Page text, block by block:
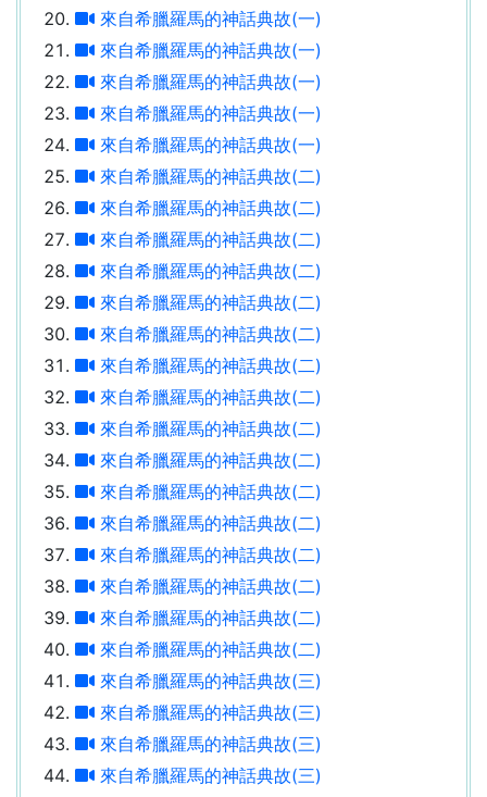
來自希臘羅馬的神話典故(一)
來自希臘羅馬的神話典故(一)
來自希臘羅馬的神話典故(一)
來自希臘羅馬的神話典故(一)
來自希臘羅馬的神話典故(一)
來自希臘羅馬的神話典故(二)
來自希臘羅馬的神話典故(二)
來自希臘羅馬的神話典故(二)
來自希臘羅馬的神話典故(二)
來自希臘羅馬的神話典故(二)
來自希臘羅馬的神話典故(二)
來自希臘羅馬的神話典故(二)
來自希臘羅馬的神話典故(二)
來自希臘羅馬的神話典故(二)
來自希臘羅馬的神話典故(二)
來自希臘羅馬的神話典故(二)
來自希臘羅馬的神話典故(二)
來自希臘羅馬的神話典故(二)
來自希臘羅馬的神話典故(二)
來自希臘羅馬的神話典故(二)
來自希臘羅馬的神話典故(二)
來自希臘羅馬的神話典故(三)
來自希臘羅馬的神話典故(三)
來自希臘羅馬的神話典故(三)
來自希臘羅馬的神話典故(三)